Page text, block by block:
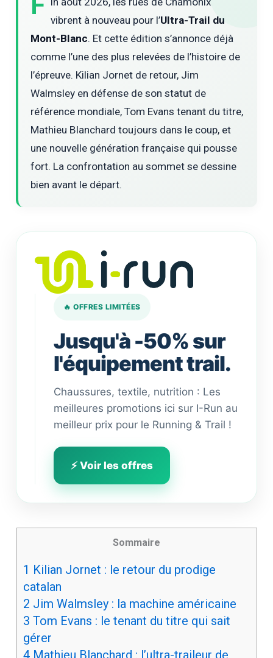
vibrent à nouveau pour l’Ultra-Trail du
Mont-Blanc. Et cette édition s’annonce déjà
comme l’une des plus relevées de l’histoire de
l’épreuve. Kilian Jornet de retour, Jim
Walmsley en défense de son statut de
référence mondiale, Tom Evans tenant du titre,
Mathieu Blanchard toujours dans le coup, et
une nouvelle génération française qui pousse
fort. La confrontation au sommet se dessine
bien avant le départ.
🔥 OFFRES LIMITÉES
Jusqu'à -50% sur
l'équipement trail.
Chaussures, textile, nutrition : Les
meilleures promotions ici sur I-Run au
meilleur prix pour le Running & Trail !
⚡ Voir les offres
Sommaire
1 Kilian Jornet : le retour du prodige
catalan
2 Jim Walmsley : la machine américaine
3 Tom Evans : le tenant du titre qui sait
gérer